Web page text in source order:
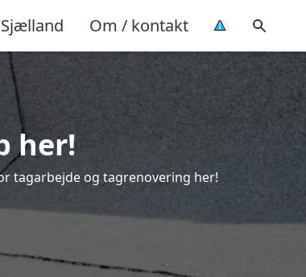
Sjælland Om / kontakt
her!
tagarbejde og tagrenovering her!